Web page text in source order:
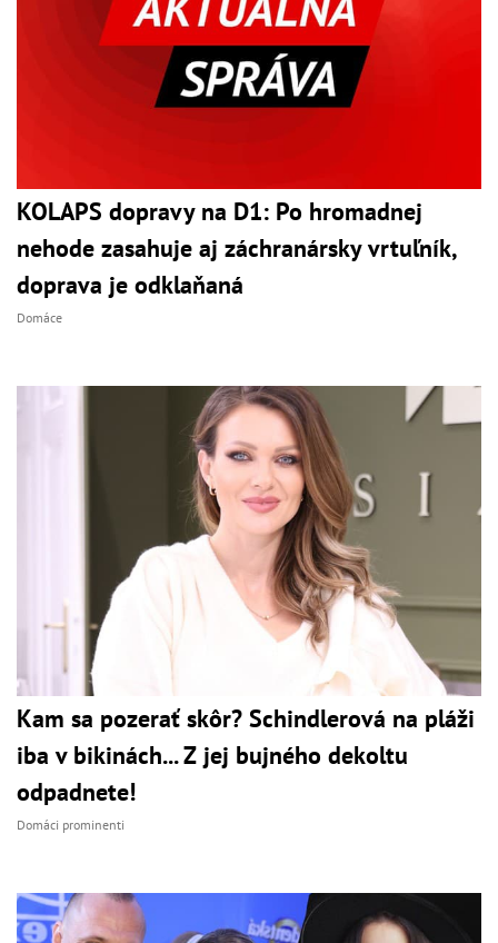
KOLAPS dopravy na D1: Po hromadnej
nehode zasahuje aj záchranársky vrtuľník,
doprava je odklaňaná
Domáce
Kam sa pozerať skôr? Schindlerová na pláži
iba v bikinách... Z jej bujného dekoltu
odpadnete!
Domáci prominenti